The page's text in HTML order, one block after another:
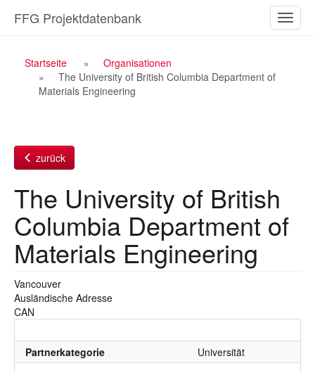
Inhalt
ein-/
FFG Projektdatenbank
Breadcrumb
Navigation
Startseite
Organisationen
The University of British Columbia Department of
Materials Engineering
zurück
The University of British
Columbia Department of
Materials Engineering
Vancouver
Ausländische Adresse
CAN
Partnerkategorie Universität